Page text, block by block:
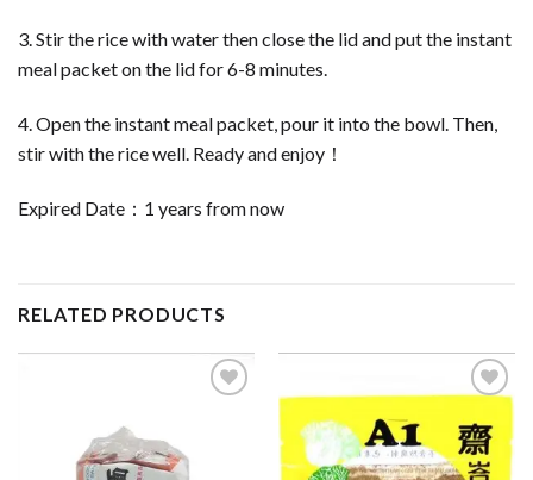
3. Stir the rice with water then close the lid and put the instant
meal packet on the lid for 6-8 minutes.
4. Open the instant meal packet, pour it into the bowl. Then,
stir with the rice well. Ready and enjoy！
Expired Date：1 years from now
RELATED PRODUCTS
ADD TO
WISHLIST
ADD TO
WISHLIST